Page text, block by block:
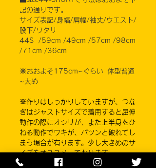
記の通りです。
サイズ表記/身幅/肩幅/袖丈/ウエスト/
股下/ワタリ
44S /59cm /49cm /57cm /98cm
/71cm /36cm
※おおよそ175cm~ぐらい 体型普通
~太め
※作りはしっかりしていますが、つな
ぎはジャストサイズで着用すると屈伸
動作の際にオシリが、
また上半身をひ
ねる動作でワキが、パツンと破れてし
まう場合が有ります。少し大きめのサ
イズをオススメしております。